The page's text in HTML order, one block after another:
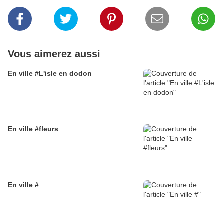
Vous aimerez aussi
En ville #L'isle en dodon
En ville #fleurs
En ville #